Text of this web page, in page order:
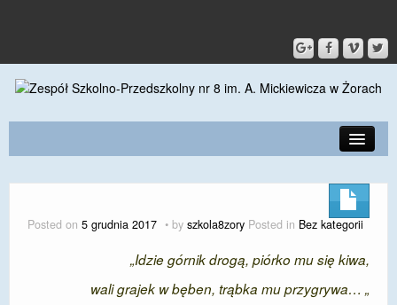
DLA RODZICÓW I UCZNIÓW
Posted on 5 grudnia 2017 by szkola8zory Posted in Bez kategorii
„Idzie górnik drogą, piórko mu się kiwa,
wali grajek w bęben, trąbka mu przygrywa… „